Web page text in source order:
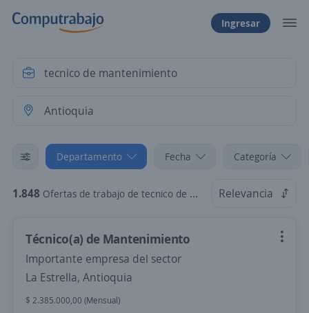
Ingresar
Departamento Fecha Categoría
1.848 Ofertas de trabajo de tecnico de mantenimiento en Antioquia Relevancia
Técnico(a) de Mantenimiento
Importante empresa del sector
La Estrella, Antioquia
$ 2.385.000,00 (Mensual)